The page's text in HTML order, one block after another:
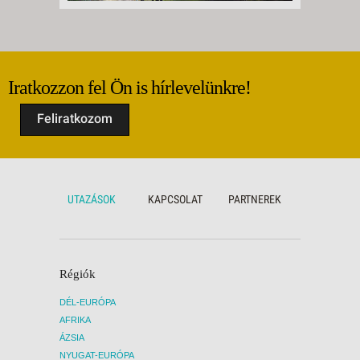
Iratkozzon fel Ön is hírlevelünkre!
Feliratkozom
UTAZÁSOK KAPCSOLAT PARTNEREK
Régiók
DÉL-EURÓPA
AFRIKA
ÁZSIA
NYUGAT-EURÓPA